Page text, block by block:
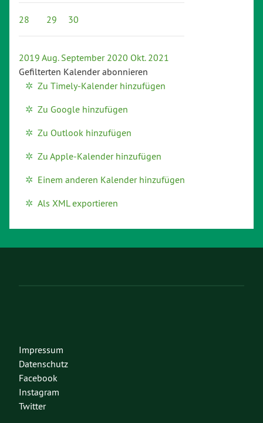
28 29 30
2019 Aug. September 2020 Okt. 2021
Gefilterten Kalender abonnieren
Zu Timely-Kalender hinzufügen
Zu Google hinzufügen
Zu Outlook hinzufügen
Zu Apple-Kalender hinzufügen
Einem anderen Kalender hinzufügen
Als XML exportieren
Impressum
Datenschutz
Facebook
Instagram
Twitter